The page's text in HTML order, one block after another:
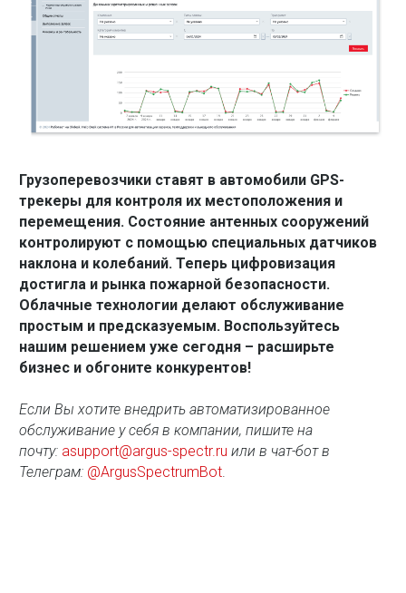
Грузоперевозчики ставят в автомобили GPS-
трекеры для контроля их местоположения и
перемещения. Состояние антенных сооружений
контролируют с помощью специальных датчиков
наклона и колебаний. Теперь цифровизация
достигла и рынка пожарной безопасности.
Облачные технологии делают обслуживание
простым и предсказуемым. Воспользуйтесь
нашим решением уже сегодня – расширьте
бизнес и обгоните конкурентов!
Если Вы хотите внедрить автоматизированное
обслуживание у себя в компании, пишите на
почту: asupport@argus-spectr.ru или в чат-бот в
Телеграм: @ArgusSpectrumBot.